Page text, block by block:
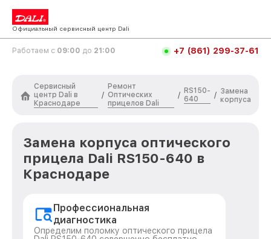
Официальный сервисный центр Dali
Работаем с 09:00 до 21:00 +7 (861) 299-37-61
Сервисный
центр Dali в
Краснодаре
/
Ремонт
Оптических
прицелов Dali
/
RS150-
640
/ Замена
корпуса
Замена корпуса оптического
прицела Dali RS150-640 в
Краснодаре
Профессиональная
диагностика
Определим поломку оптического прицела